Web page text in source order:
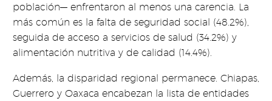
población— enfrentaron al menos una carencia. La
más común es la falta de seguridad social (48.2%),
seguida de acceso a servicios de salud (34.2%) y
alimentación nutritiva y de calidad (14.4%).
Además, la disparidad regional permanece. Chiapas,
Guerrero y Oaxaca encabezan la lista de entidades